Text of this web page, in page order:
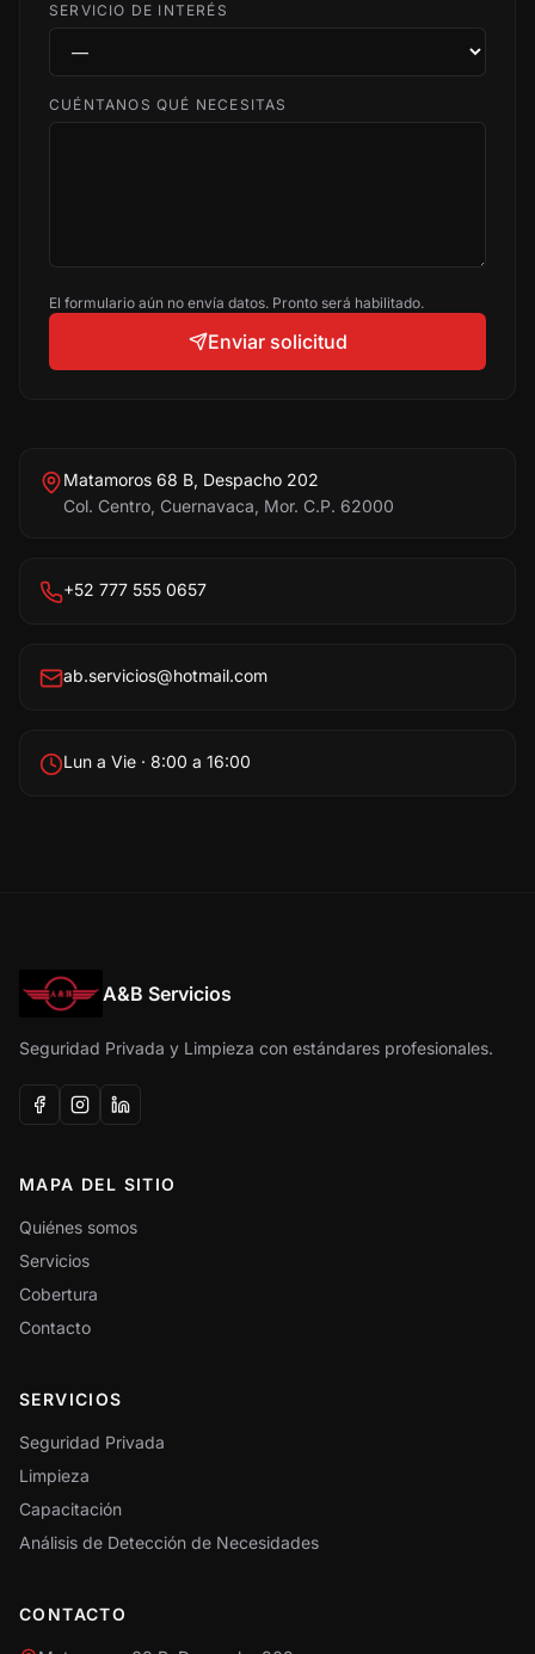
SERVICIO DE INTERÉS
CUÉNTANOS QUÉ NECESITAS
El formulario aún no envía datos. Pronto será habilitado.
Enviar solicitud
Matamoros 68 B, Despacho 202
Col. Centro, Cuernavaca, Mor. C.P. 62000
+52 777 555 0657
ab.servicios@hotmail.com
Lun a Vie · 8:00 a 16:00
A&B Servicios
Seguridad Privada y Limpieza con estándares profesionales.
MAPA DEL SITIO
Quiénes somos
Servicios
Cobertura
Contacto
SERVICIOS
Seguridad Privada
Limpieza
Capacitación
Análisis de Detección de Necesidades
CONTACTO